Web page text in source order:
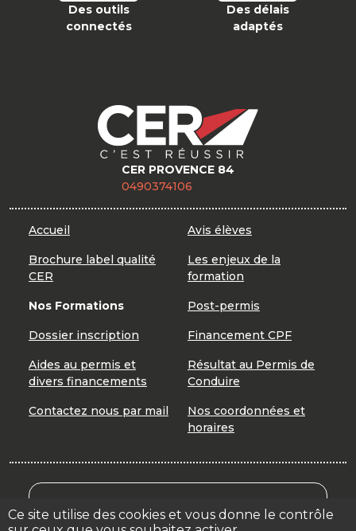
Ce site utilise des cookies et vous donne le contrôle
Des outils
connectés
Des délais
adaptés
CER PROVENCE 84
0490374106
Accueil Avis élèves
Brochure label qualité
CER
Les enjeux de la
formation
Nos Formations Post-permis
Dossier inscription Financement CPF
Aides au permis et
divers financements
Résultat au Permis de
Conduire
Contactez nous par mail
Nos coordonnées et
horaires